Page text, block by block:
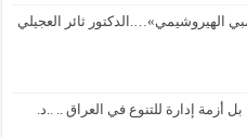
الهيروشيمي»….الدكتور ثائر العجيلي
أزمة إدارة للتنوع في العراق .. ..د.